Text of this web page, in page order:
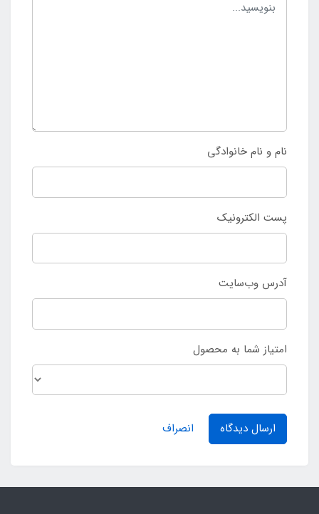
نام و نام خانوادگی
پست الکترونیک
آدرس وب‌سایت
امتیاز شما به محصول
ارسال دیدگاه انصراف